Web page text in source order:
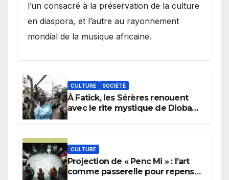
l’un consacré à la préservation de la culture
en diaspora, et l’autre au rayonnement
mondial de la musique africaine.
CULTURE SOCIÉTÉ
À Fatick, les Sérères renouent
avec le rite mystique de Diobaye
CULTURE
Projection de « Penc Mi » : l’art
comme passerelle pour repenser